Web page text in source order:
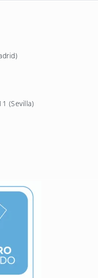
y quedar
las
debe iniciar el
de un
de
la
de las
(Sevilla)